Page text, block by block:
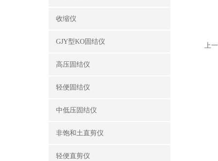
收缩仪
GJY型KO固结仪
高压固结仪
轻便固结仪
中低压固结仪
非饱和土直剪仪
轻便直剪仪
上